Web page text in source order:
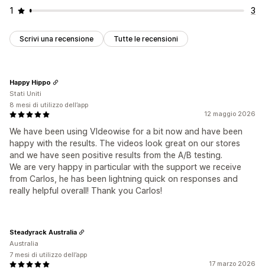
1
3
Scrivi una recensione Tutte le recensioni
12 maggio 2026
We have been using VIdeowise for a bit now and have been
happy with the results. The videos look great on our stores
and we have seen positive results from the A/B testing.
We are very happy in particular with the support we receive
from Carlos, he has been lightning quick on responses and
really helpful overall! Thank you Carlos!
Happy Hippo
Stati Uniti
8 mesi di utilizzo dell’app
17 marzo 2026
Steadyrack Australia
Australia
7 mesi di utilizzo dell’app